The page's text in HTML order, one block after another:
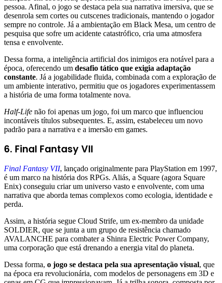
pessoa. Afinal, o jogo se destaca pela sua narrativa imersiva, que se
desenrola sem cortes ou cutscenes tradicionais, mantendo o jogador
sempre no controle. Já a ambientação em Black Mesa, um centro de
pesquisa que sofre um acidente catastrófico, cria uma atmosfera
tensa e envolvente.
Dessa forma, a inteligência artificial dos inimigos era notável para a
época, oferecendo um desafio tático que exigia adaptação
constante. Já a jogabilidade fluida, combinada com a exploração de
um ambiente interativo, permitiu que os jogadores experimentassem
a história de uma forma totalmente nova.
Half-Life não foi apenas um jogo, foi um marco que influenciou
incontáveis títulos subsequentes. E, assim, estabeleceu um novo
padrão para a narrativa e a imersão em games.
6. Final Fantasy VII
Final Fantasy VII, lançado originalmente para PlayStation em 1997,
é um marco na história dos RPGs. Aliás, a Square (agora Square
Enix) conseguiu criar um universo vasto e envolvente, com uma
narrativa que aborda temas complexos como ecologia, identidade e
perda.
Assim, a história segue Cloud Strife, um ex-membro da unidade
SOLDIER, que se junta a um grupo de resistência chamado
AVALANCHE para combater a Shinra Electric Power Company,
uma corporação que está drenando a energia vital do planeta.
Dessa forma, o jogo se destaca pela sua apresentação visual, que
na época era revolucionária, com modelos de personagens em 3D e